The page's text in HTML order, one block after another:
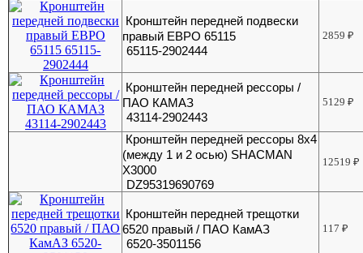
Кронштейн передней подвески
правый ЕВРО 65115
65115-2902444
2859₽
Кронштейн передней рессоры /
ПАО КАМАЗ
43114-2902443
5129₽
Кронштейн передней рессоры 8х4
(между 1 и 2 осью) SHACMAN
X3000
DZ95319690769
12519₽
Кронштейн передней трещотки
6520 правый / ПАО КамАЗ
6520-3501156
117₽